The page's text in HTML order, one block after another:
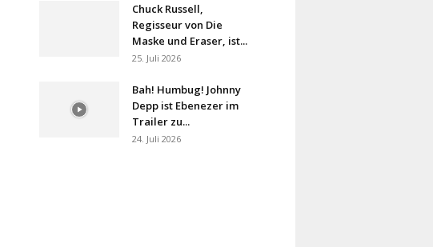
Chuck Russell,
Regisseur von Die
Maske und Eraser, ist...
25. Juli 2026
Bah! Humbug! Johnny
Depp ist Ebenezer im
Trailer zu...
24. Juli 2026